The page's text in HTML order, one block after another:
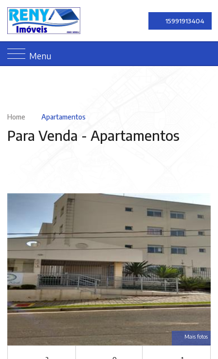
15991913404
Menu
Home Apartamentos
Para Venda - Apartamentos
Mais fotos